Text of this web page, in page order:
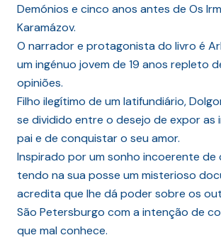
Demónios e cinco anos antes de Os
Karamázov.
O narrador e protagonista do livro é
um ingénuo jovem de 19 anos repleto
opiniões.
Filho ilegítimo de um latifundiário,
se dividido entre o desejo de expor as
pai e de conquistar o seu amor.
Inspirado por um sonho incoerente de
tendo na sua posse um misterioso
acredita que lhe dá poder sobre os
São Petersburgo com a intenção de
que mal conhece.